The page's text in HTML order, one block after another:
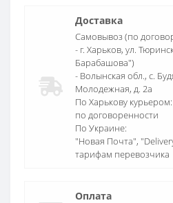
Доставка
Самовывоз (по
- г. Харьков, ул.
Барабашова")
- Волынская обл., c.
Молодежная, д. 2а
По Харькову курьером:
по договоренности
По Украине:
"Новая Почта",
тарифам перевозчика
Оплата